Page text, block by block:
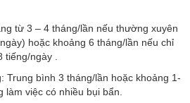
từ 3 – 4 tháng/lần nếu thường xuyên
hoặc khoảng 6 tháng/lần nếu chỉ
ngày .
Trung bình 3 tháng/lần hoặc khoảng 1-
việc có nhiều bụi bẩn.